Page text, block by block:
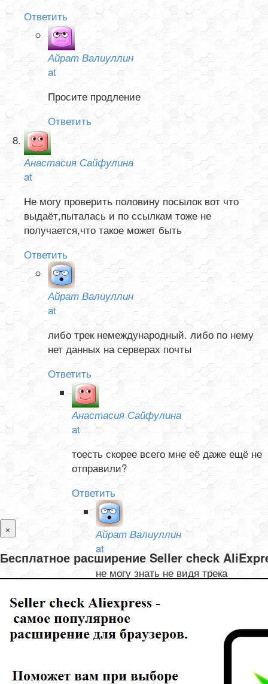
Ответить
Айрат Валиуллин
at
Просите продление
Ответить
Анастасия Сайфулина
at
Не могу проверить половину посылок вот что
выдаёт,пыталась и по ссылкам тоже не
получается,что такое может быть
Ответить
Айрат Валиуллин
at
либо трек немеждународный. либо по нему
нет данных на серверах почты
Ответить
Анастасия Сайфулина
at
тоесть скорее всего мне её даже ещё не
отправили?
Ответить
Айрат Валиуллин
at
не могу знать не видя трека
Ответить
Олеся и Валентин Тишелович
не могу отследить товар с Али, не отслеживается
×
Бесплатное расширение Seller check